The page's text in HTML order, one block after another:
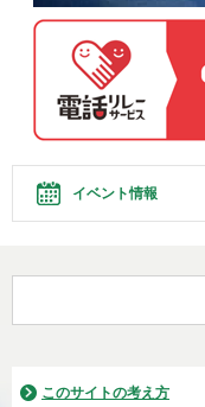
イベント情報
このサイトの考え方